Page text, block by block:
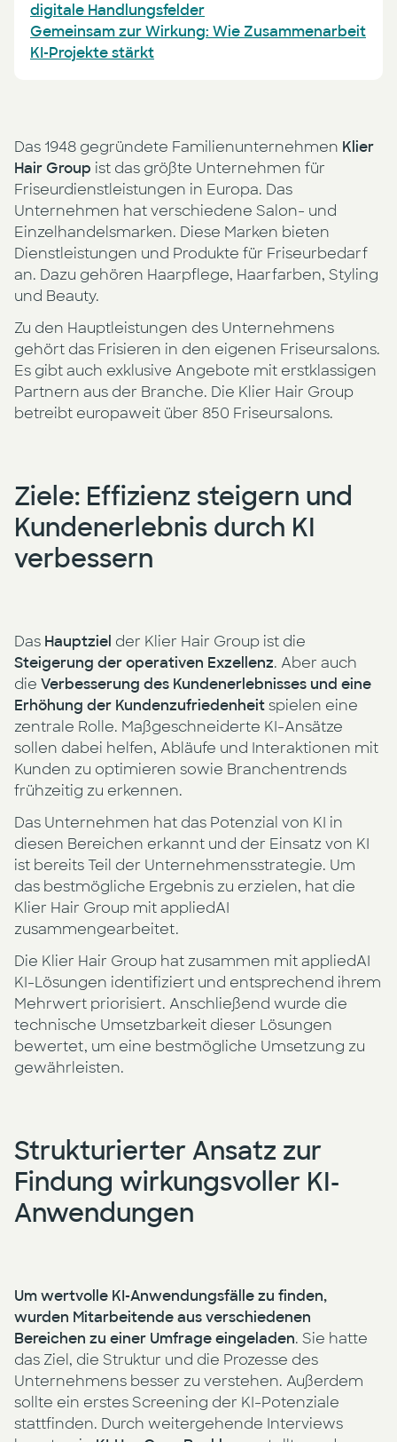
digitale Handlungsfelder
Gemeinsam zur Wirkung: Wie Zusammenarbeit
KI-Projekte stärkt
Das 1948 gegründete Familienunternehmen Klier
Hair Group ist das größte Unternehmen für
Friseurdienstleistungen in Europa. Das
Unternehmen hat verschiedene Salon- und
Einzelhandelsmarken. Diese Marken bieten
Dienstleistungen und Produkte für Friseurbedarf
an. Dazu gehören Haarpflege, Haarfarben, Styling
und Beauty.
Zu den Hauptleistungen des Unternehmens
gehört das Frisieren in den eigenen Friseursalons.
Es gibt auch exklusive Angebote mit erstklassigen
Partnern aus der Branche. Die Klier Hair Group
betreibt europaweit über 850 Friseursalons.
Ziele: Effizienz steigern und
Kundenerlebnis durch KI
verbessern
Das Hauptziel der Klier Hair Group ist die
Steigerung der operativen Exzellenz. Aber auch
die Verbesserung des Kundenerlebnisses und eine
Erhöhung der Kundenzufriedenheitspielen eine
zentrale Rolle. Maßgeschneiderte KI-Ansätze
sollen dabei helfen, Abläufe und Interaktionen mit
Kunden zu optimieren sowie Branchentrends
frühzeitig zu erkennen.
Das Unternehmen hat das Potenzial von KI in
diesen Bereichen erkannt und der Einsatz von KI
ist bereits Teil der Unternehmensstrategie. Um
das bestmögliche Ergebnis zu erzielen, hat die
Klier Hair Group mit appliedAI
zusammengearbeitet.
Die Klier Hair Group hat zusammen mit appliedAI
KI-Lösungen identifiziert und entsprechend ihrem
Mehrwert priorisiert. Anschließend wurde die
technische Umsetzbarkeit dieser Lösungen
bewertet, um eine bestmögliche Umsetzung zu
gewährleisten.
Strukturierter Ansatz zur
Findung wirkungsvoller KI-
Anwendungen
Um wertvolle KI-Anwendungsfälle zu finden,
wurden Mitarbeitende aus verschiedenen
Bereichen zu einer Umfrage eingeladen. Sie hatte
das Ziel, die Struktur und die Prozesse des
Unternehmens besser zu verstehen. Außerdem
sollte ein erstes Screening der KI-Potenziale
stattfinden. Durch weitergehende Interviews